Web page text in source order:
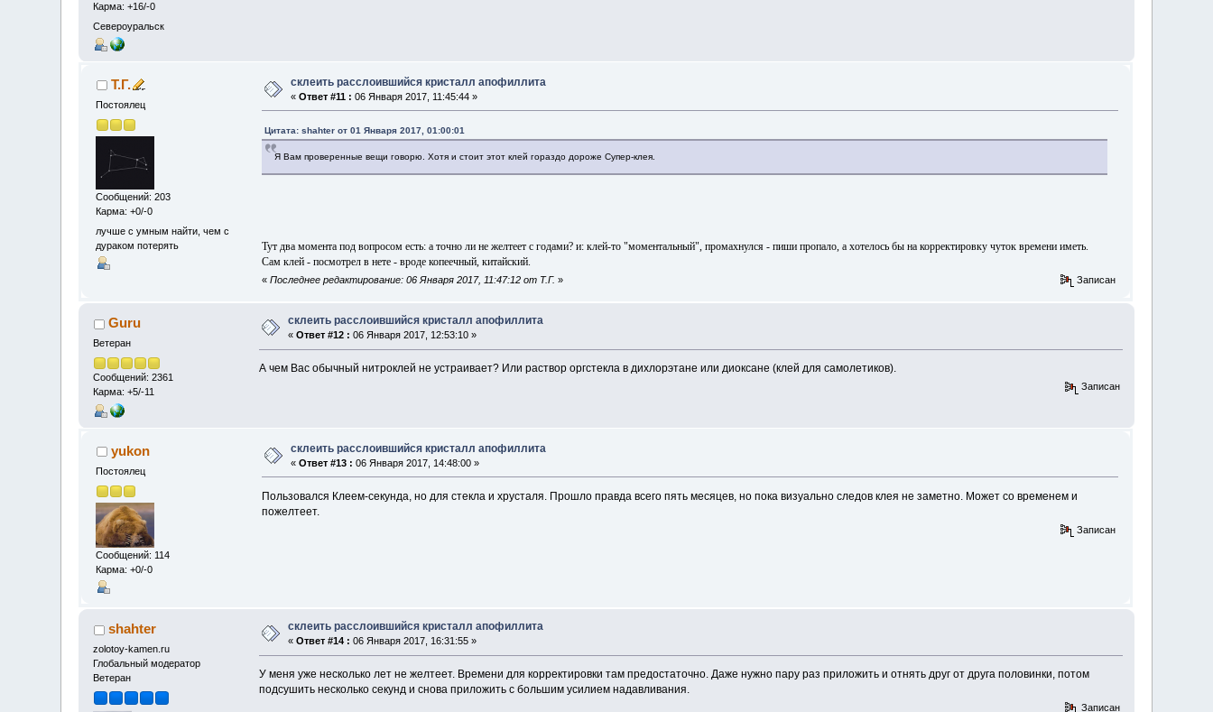
Карма: +16/-0
Североуральск
Т.Г.
Постоялец
Сообщений: 203
Карма: +0/-0
лучше с умным найти, чем с
дураком потерять
склеить расслоившийся кристалл апофиллита
«Ответ #11 : 06 Января 2017, 11:45:44 »
Цитата: shahter от 01 Января 2017, 01:00:01
Я Вам проверенные вещи говорю. Хотя и стоит этот клей гораздо дороже Супер-клея.
Тут два момента под вопросом есть: а точно ли не желтеет с годами? и: клей-то "моментальный", промахнулся - пиши пропало, а хотелось бы на корректировку чуток времени иметь.
Сам клей - посмотрел в нете - вроде копеечный, китайский.
« Последнее редактирование: 06 Января 2017, 11:47:12 от Т.Г. » Записан
Guru
Ветеран
Сообщений: 2361
Карма: +5/-11
склеить расслоившийся кристалл апофиллита
«Ответ #12 : 06 Января 2017, 12:53:10 »
А чем Вас обычный нитроклей не устраивает? Или раствор оргстекла в дихлорэтане или диоксане (клей для самолетиков).
Записан
yukon
Постоялец
Сообщений: 114
Карма: +0/-0
склеить расслоившийся кристалл апофиллита
«Ответ #13 : 06 Января 2017, 14:48:00 »
Пользовался Клеем-секунда, но для стекла и хрусталя. Прошло правда всего пять месяцев, но пока визуально следов клея не заметно. Может со временем и
пожелтеет.
Записан
shahter
zolotoy-kamen.ru
Глобальный модератор
Ветеран
склеить расслоившийся кристалл апофиллита
«Ответ #14 : 06 Января 2017, 16:31:55 »
У меня уже несколько лет не желтеет. Времени для корректировки там предостаточно. Даже нужно пару раз приложить и отнять друг от друга половинки, потом
подсушить несколько секунд и снова приложить с большим усилием надавливания.
Записан